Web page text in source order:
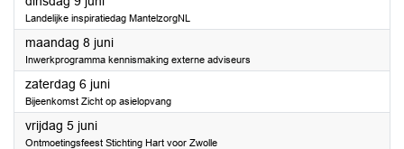
Landelijke inspiratiedag MantelzorgNL
maandag 8 juni2026
Inwerkprogramma kennismaking externe adviseurs
zaterdag 6 juni2026
Bijeenkomst Zicht op asielopvang
vrijdag 5 juni2026
Ontmoetingsfeest Stichting Hart voor Zwolle